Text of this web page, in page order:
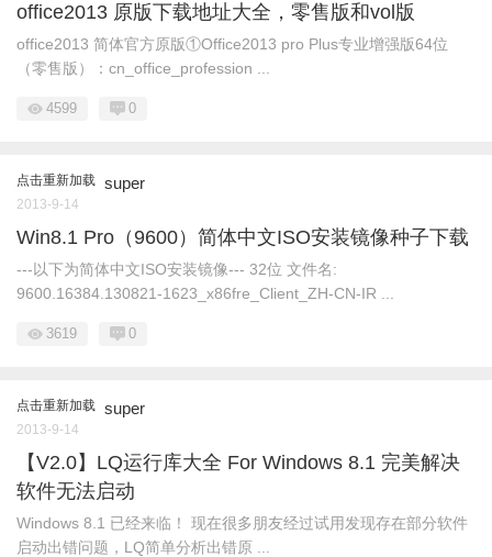
office2013 原版下载地址大全，零售版和vol版
office2013 简体官方原版①Office2013 pro Plus专业增强版64位
（零售版）：cn_office_profession ...
4599 0
点击重新加载 super
2013-9-14
Win8.1 Pro（9600）简体中文ISO安装镜像种子下载
---以下为简体中文ISO安装镜像--- 32位 文件名:
9600.16384.130821-1623_x86fre_Client_ZH-CN-IR ...
3619 0
点击重新加载 super
2013-9-14
【V2.0】LQ运行库大全 For Windows 8.1 完美解决
软件无法启动
Windows 8.1 已经来临！ 现在很多朋友经过试用发现存在部分软件
启动出错问题，LQ简单分析出错原 ...